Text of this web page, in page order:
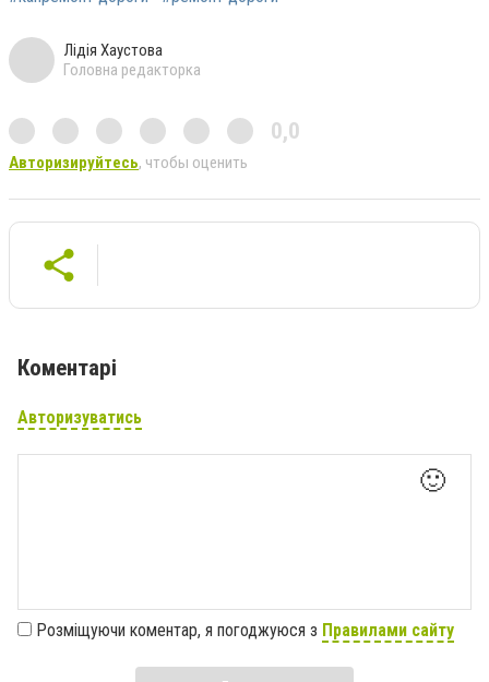
Лідія Хаустова
Головна редакторка
0,0
Авторизируйтесь, чтобы оценить
Коментарі
Авторизуватись
🙂
Розміщуючи коментар, я погоджуюся з Правилами сайту